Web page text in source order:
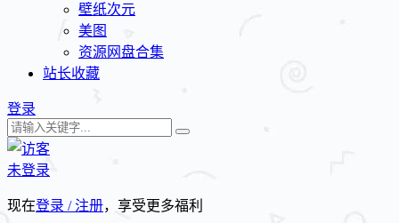
壁纸次元
美图
资源网盘合集
站长收藏
登录
未登录
现在登录 / 注册，享受更多福利